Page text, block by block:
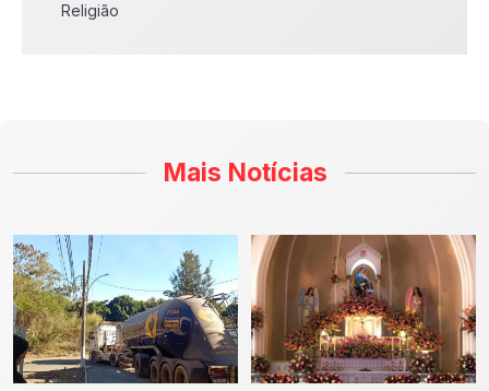
Religião
Mais Notícias